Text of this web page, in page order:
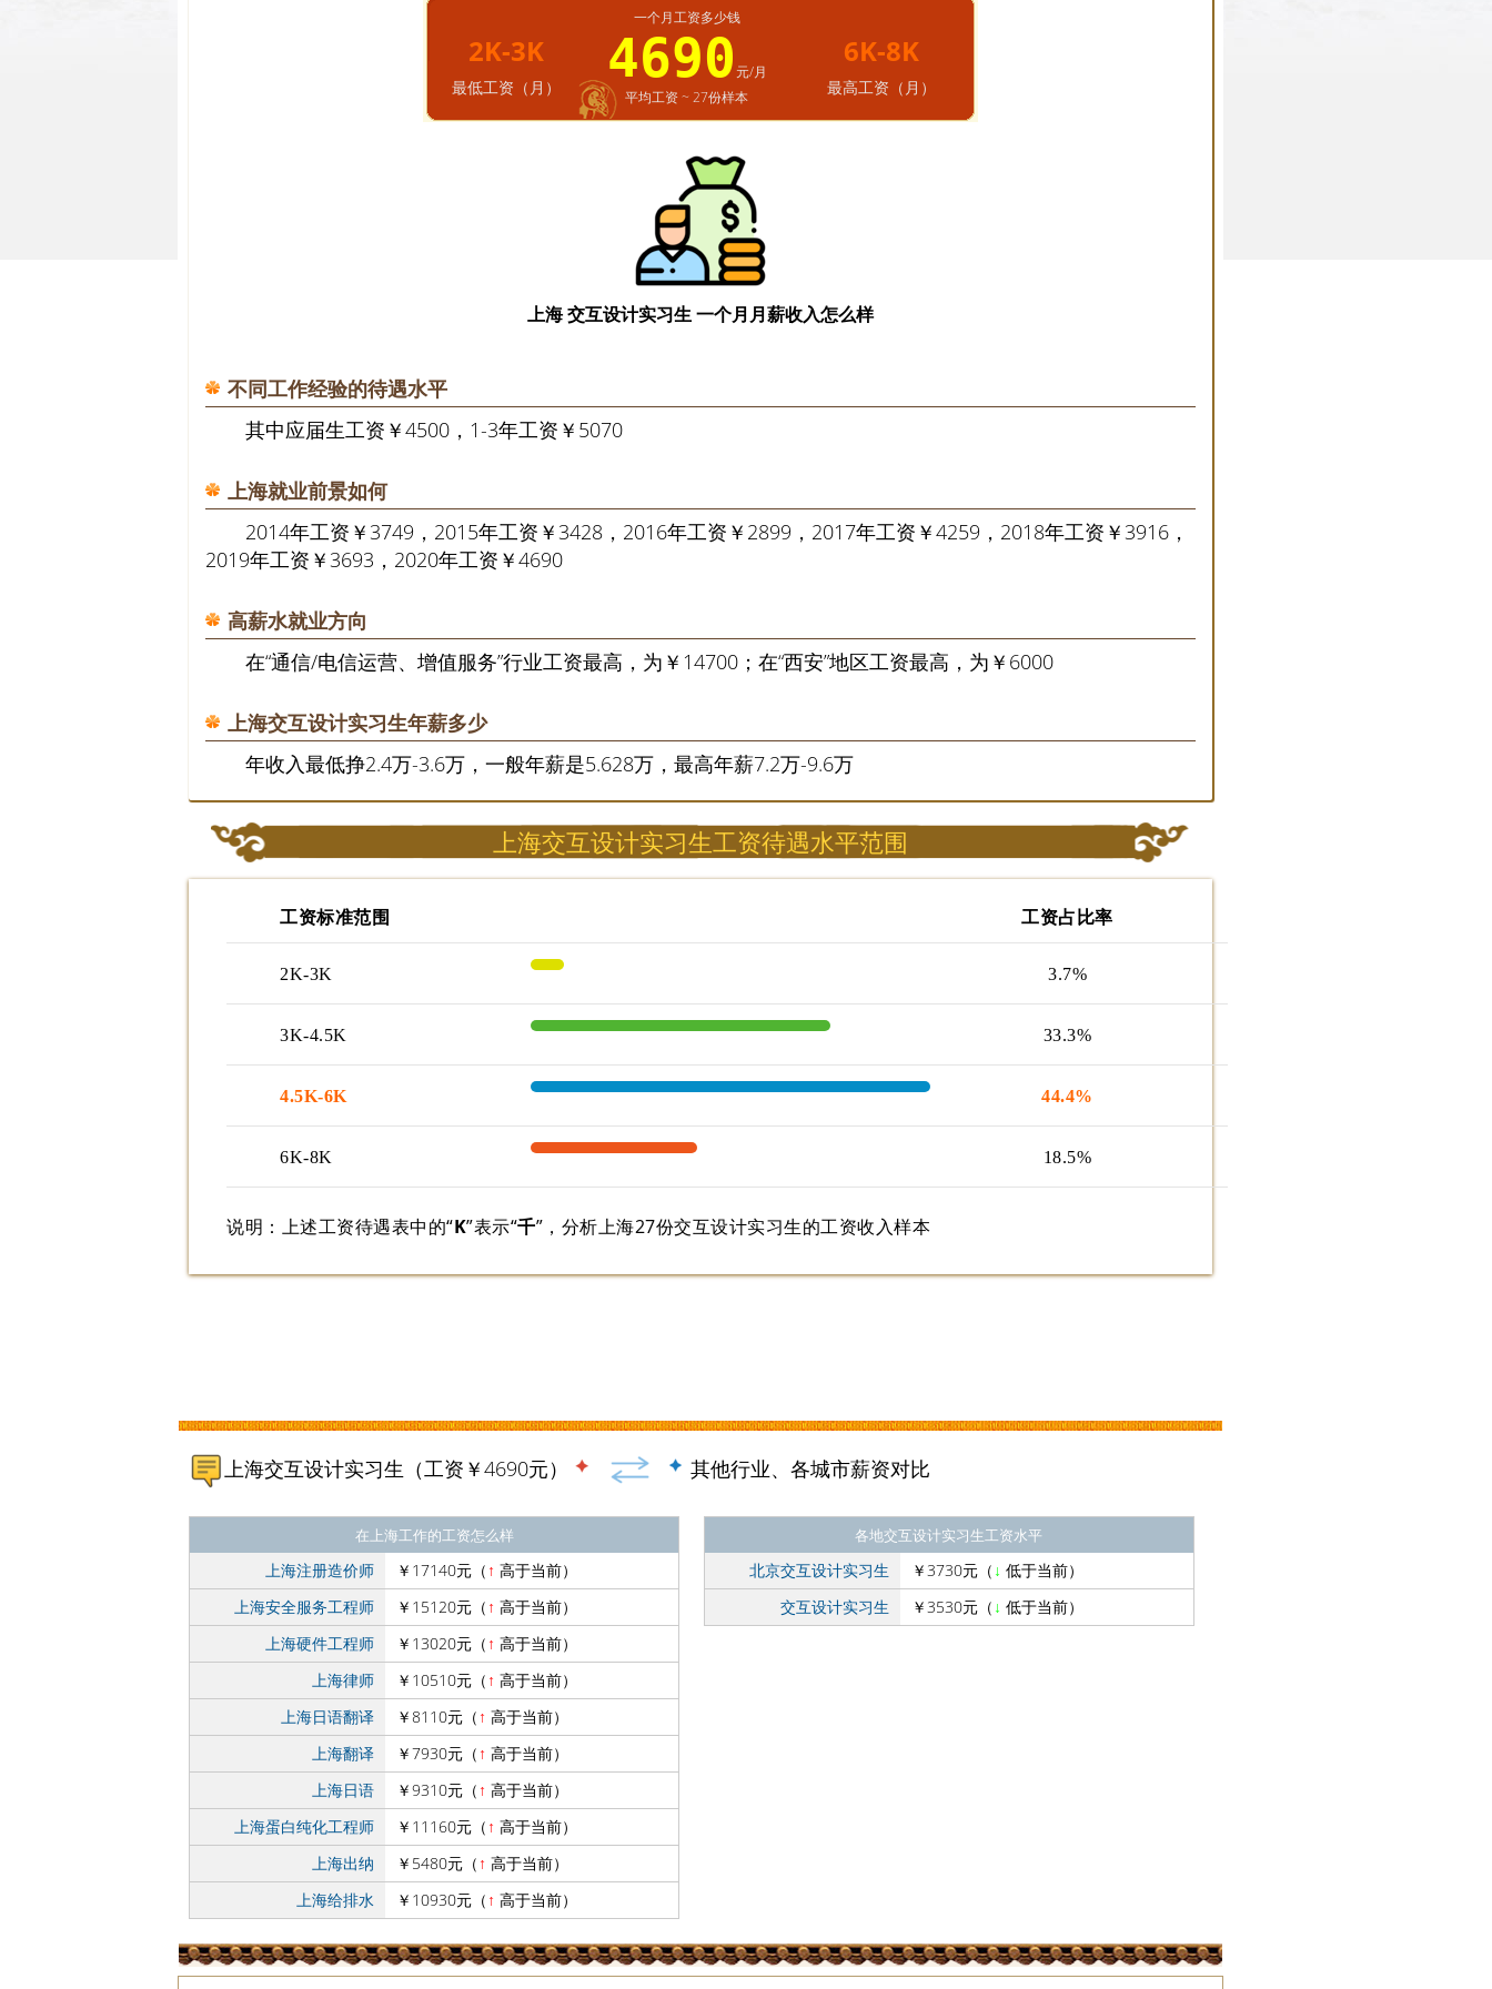
2K-3K
最低工资（月）
一个月工资多少钱
4690元/月
平均工资 ~ 27份样本
6K-8K
最高工资（月）
上海 交互设计实习生 一个月月薪收入怎么样
不同工作经验的待遇水平
其中应届生工资￥4500，1-3年工资￥5070
上海就业前景如何
2014年工资￥3749，2015年工资￥3428，2016年工资￥2899，2017年工资￥4259，2018年工资￥3916，
2019年工资￥3693，2020年工资￥4690
高薪水就业方向
在“通信/电信运营、增值服务”行业工资最高，为￥14700；在“西安”地区工资最高，为￥6000
上海交互设计实习生年薪多少
年收入最低挣2.4万-3.6万，一般年薪是5.628万，最高年薪7.2万-9.6万
上海交互设计实习生工资待遇水平范围
工资标准范围 工资占比率
2K-3K 3.7%
3K-4.5K 33.3%
4.5K-6K 44.4%
6K-8K 18.5%
说明：上述工资待遇表中的“K”表示“千”，分析上海27份交互设计实习生的工资收入样本
上海交互设计实习生（工资￥4690元） 其他行业、各城市薪资对比
在上海工作的工资怎么样
上海注册造价师 ￥17140元（ ↑ 高于当前）
上海安全服务工程师
￥15120元（ ↑ 高于当前）
上海硬件工程师
￥13020元（ ↑ 高于当前）
上海律师
￥10510元（ ↑ 高于当前）
上海日语翻译
￥8110元（ ↑ 高于当前）
上海翻译
￥7930元（ ↑ 高于当前）
上海日语
￥9310元（ ↑ 高于当前）
上海蛋白纯化工程师
￥11160元（ ↑ 高于当前）
上海出纳
￥5480元（ ↑ 高于当前）
上海给排水
￥10930元（ ↑ 高于当前）
各地交互设计实习生工资水平
北京交互设计实习生 ￥3730元（ ↓ 低于当前）
交互设计实习生
￥3530元（ ↓ 低于当前）